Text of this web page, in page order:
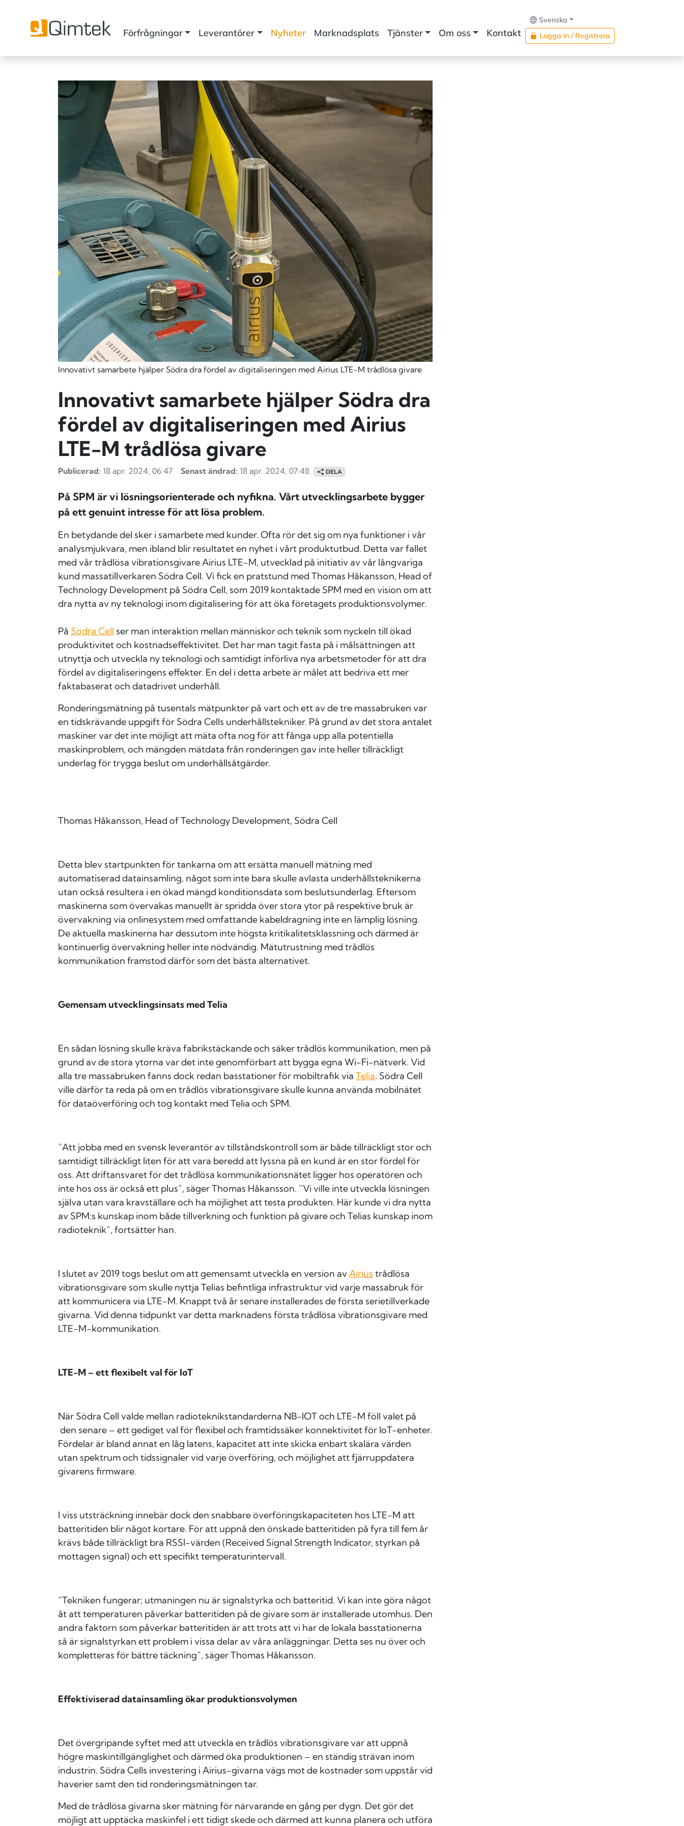
Förfrågningar Leverantörer Nyheter Marknadsplats Tjänster Om oss Kontakt
Svenska
Logga in / Registrera
Innovativt samarbete hjälper Södra dra fördel av digitaliseringen med Airius LTE-M trådlösa givare
Innovativt samarbete hjälper Södra dra
fördel av digitaliseringen med Airius
LTE-M trådlösa givare
Publicerad: 18 apr. 2024, 06:47 Senast ändrad: 18 apr. 2024, 07:48 DELA
På SPM är vi lösningsorienterade och nyfikna. Vårt utvecklingsarbete bygger
på ett genuint intresse för att lösa problem.
En betydande del sker i samarbete med kunder. Ofta rör det sig om nya funktioner i vår
analysmjukvara, men ibland blir resultatet en nyhet i vårt produktutbud. Detta var fallet
med vår trådlösa vibrationsgivare Airius LTE-M, utvecklad på initiativ av vår långvariga
kund massatillverkaren Södra Cell. Vi fick en pratstund med Thomas Håkansson, Head of
Technology Development på Södra Cell, som 2019 kontaktade SPM med en vision om att
dra nytta av ny teknologi inom digitalisering för att öka företagets produktionsvolymer.
På Södra Cell ser man interaktion mellan människor och teknik som nyckeln till ökad
produktivitet och kostnadseffektivitet. Det har man tagit fasta på i målsättningen att
utnyttja och utveckla ny teknologi och samtidigt införliva nya arbetsmetoder för att dra
fördel av digitaliseringens effekter. En del i detta arbete är målet att bedriva ett mer
faktabaserat och datadrivet underhåll.
Ronderingsmätning på tusentals mätpunkter på vart och ett av de tre massabruken var
en tidskrävande uppgift för Södra Cells underhållstekniker. På grund av det stora antalet
maskiner var det inte möjligt att mäta ofta nog för att fånga upp alla potentiella
maskinproblem, och mängden mätdata från ronderingen gav inte heller tillräckligt
underlag för trygga beslut om underhållsåtgärder.
Thomas Håkansson, Head of Technology Development, Södra Cell
Detta blev startpunkten för tankarna om att ersätta manuell mätning med
automatiserad datainsamling, något som inte bara skulle avlasta underhållsteknikerna
utan också resultera i en ökad mängd konditionsdata som beslutsunderlag. Eftersom
maskinerna som övervakas manuellt är spridda över stora ytor på respektive bruk är
övervakning via onlinesystem med omfattande kabeldragning inte en lämplig lösning.
De aktuella maskinerna har dessutom inte högsta kritikalitetsklassning och därmed är
kontinuerlig övervakning heller inte nödvändig. Mätutrustning med trådlös
kommunikation framstod därför som det bästa alternativet.
Gemensam utvecklingsinsats med Telia
En sådan lösning skulle kräva fabrikstäckande och säker trådlös kommunikation, men på
grund av de stora ytorna var det inte genomförbart att bygga egna Wi-Fi-nätverk. Vid
alla tre massabruken fanns dock redan basstationer för mobiltrafik via Telia. Södra Cell
ville därför ta reda på om en trådlös vibrationsgivare skulle kunna använda mobilnätet
för dataöverföring och tog kontakt med Telia och SPM.
”Att jobba med en svensk leverantör av tillståndskontroll som är både tillräckligt stor och
samtidigt tillräckligt liten för att vara beredd att lyssna på en kund är en stor fördel för
oss. Att driftansvaret för det trådlösa kommunikationsnätet ligger hos operatören och
inte hos oss är också ett plus”, säger Thomas Håkansson. ”Vi ville inte utveckla lösningen
själva utan vara kravställare och ha möjlighet att testa produkten. Här kunde vi dra nytta
av SPM:s kunskap inom både tillverkning och funktion på givare och Telias kunskap inom
radioteknik”, fortsätter han.
I slutet av 2019 togs beslut om att gemensamt utveckla en version avAirius trådlösa
vibrationsgivare som skulle nyttja Telias befintliga infrastruktur vid varje massabruk för
att kommunicera via LTE-M. Knappt två år senare installerades de första serietillverkade
givarna. Vid denna tidpunkt var detta marknadens första trådlösa vibrationsgivare med
LTE-M-kommunikation.
LTE-M – ett flexibelt val för IoT
När Södra Cell valde mellan radioteknikstandarderna NB-IOT och LTE-M föll valet på
den senare – ett gediget val för flexibel och framtidssäker konnektivitet för IoT-enheter.
Fördelar är bland annat en låg latens, kapacitet att inte skicka enbart skalära värden
utan spektrum och tidssignaler vid varje överföring, och möjlighet att fjärruppdatera
givarens firmware.
I viss utsträckning innebär dock den snabbare överföringskapaciteten hos LTE-M att
batteritiden blir något kortare. För att uppnå den önskade batteritiden på fyra till fem år
krävs både tillräckligt bra RSSI-värden (Received Signal Strength Indicator, styrkan på
mottagen signal) och ett specifikt temperaturintervall.
”Tekniken fungerar; utmaningen nu är signalstyrka och batteritid. Vi kan inte göra något
åt att temperaturen påverkar batteritiden på de givare som är installerade utomhus. Den
andra faktorn som påverkar batteritiden är att trots att vi har de lokala basstationerna
så är signalstyrkan ett problem i vissa delar av våra anläggningar. Detta ses nu över och
kompletteras för bättre täckning”, säger Thomas Håkansson.
Effektiviserad datainsamling ökar produktionsvolymen
Det övergripande syftet med att utveckla en trådlös vibrationsgivare var att uppnå
högre maskintillgänglighet och därmed öka produktionen – en ständig strävan inom
industrin. Södra Cells investering i Airius-givarna vägs mot de kostnader som uppstår vid
haverier samt den tid ronderingsmätningen tar.
Med de trådlösa givarna sker mätning för närvarande en gång per dygn. Det gör det
möjligt att upptäcka maskinfel i ett tidigt skede och därmed att kunna planera och utföra